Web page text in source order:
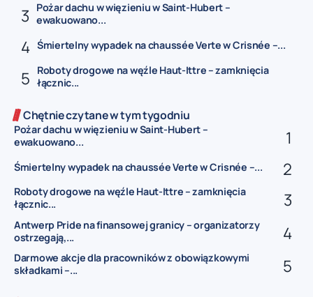
Pożar dachu w więzieniu w Saint-Hubert –
ewakuowano...
Śmiertelny wypadek na chaussée Verte w Crisnée –...
Roboty drogowe na węźle Haut-Ittre – zamknięcia
łącznic...
Chętnie czytane w tym tygodniu
Pożar dachu w więzieniu w Saint-Hubert –
ewakuowano...
Śmiertelny wypadek na chaussée Verte w Crisnée –...
Roboty drogowe na węźle Haut-Ittre – zamknięcia
łącznic...
Antwerp Pride na finansowej granicy – organizatorzy
ostrzegają,...
Darmowe akcje dla pracowników z obowiązkowymi
składkami –...